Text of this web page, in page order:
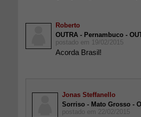
Roberto
OUTRA - Pernambuco -
postado em 19/02/2015
Acorda Brasil!
Jonas Steffanello
Sorriso - Mato Grosso -
postado em 22/02/2015